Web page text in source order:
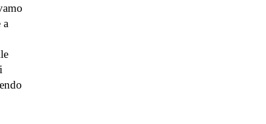
a